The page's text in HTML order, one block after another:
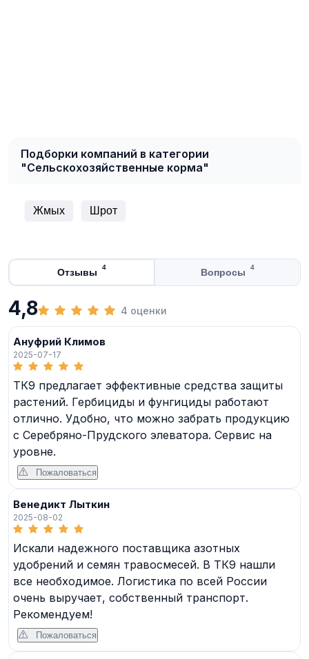
Подборки компаний в категории
"Сельскохозяйственные корма"
Жмых Шрот
Отзывы 4 Вопросы 4
4,8 4 оценки
Ануфрий Климов
2025-07-17
ТК9 предлагает эффективные средства защиты
растений. Гербициды и фунгициды работают
отлично. Удобно, что можно забрать продукцию
с Серебряно-Прудского элеватора. Сервис на
уровне.
Пожаловаться
Венедикт Лыткин
2025-08-02
Искали надежного поставщика азотных
удобрений и семян травосмесей. В ТК9 нашли
все необходимое. Логистика по всей России
очень выручает, собственный транспорт.
Рекомендуем!
Пожаловаться